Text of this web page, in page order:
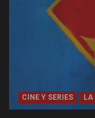
CINE Y SERIES LA